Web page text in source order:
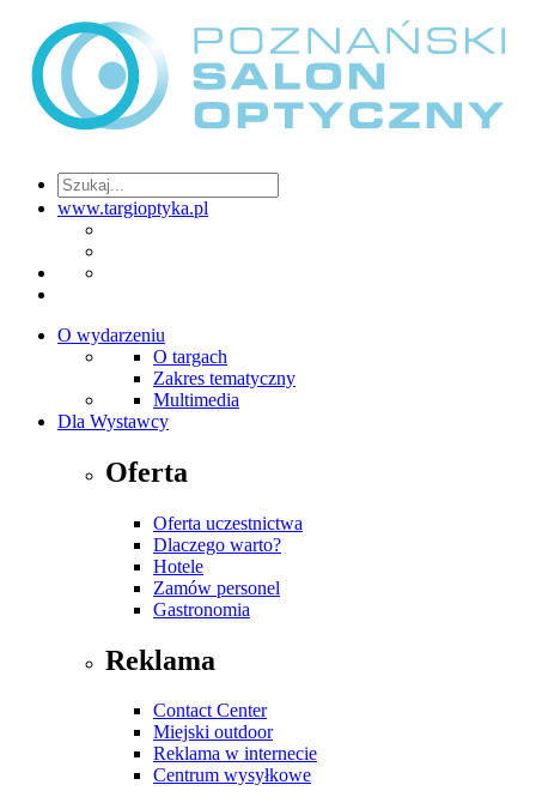
www.targioptyka.pl
O wydarzeniu
O targach
Zakres tematyczny
Multimedia
Dla Wystawcy
Oferta
Oferta uczestnictwa
Dlaczego warto?
Hotele
Zamów personel
Gastronomia
Reklama
Contact Center
Miejski outdoor
Reklama w internecie
Centrum wysyłkowe